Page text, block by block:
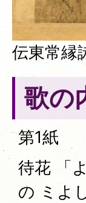
伝東常縁
歌の
第1紙
待花 「
の ミよ